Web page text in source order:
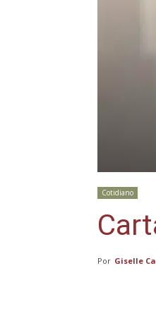
Cotidiano
Por Giselle